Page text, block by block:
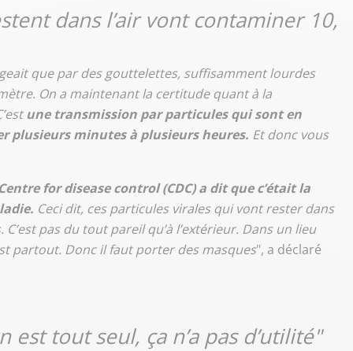
dans l’air vont contaminer 10,
que par des gouttelettes, suffisamment lourdes
On a maintenant la certitude quant à la
une transmission par particules qui sont en
plusieurs minutes à plusieurs heures. Et donc vous
for disease control (CDC) a dit que c’était la
Ceci dit, ces particules virales qui vont rester dans
pas du tout pareil qu’à l’extérieur. Dans un lieu
partout. Donc il faut porter des masques", a déclaré
tout seul, ça n’a pas d’utilité"